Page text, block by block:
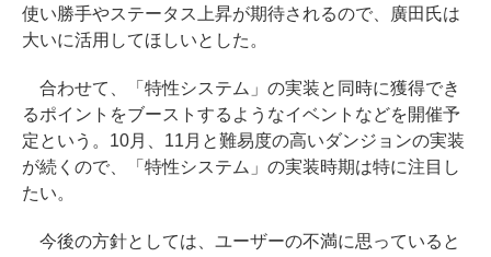
使い勝手やステータス上昇が期待されるので、廣田氏は
大いに活用してほしいとした。
合わせて、「特性システム」の実装と同時に獲得でき
るポイントをブーストするようなイベントなどを開催予
定という。10月、11月と難易度の高いダンジョンの実装
が続くので、「特性システム」の実装時期は特に注目し
たい。
今後の方針としては、ユーザーの不満に思っていると